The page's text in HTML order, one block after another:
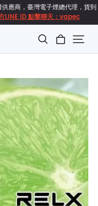
應商，臺灣電子煙總代理，貨到
LINE ID 點擊聊天：vapec